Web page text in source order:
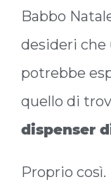
Babbo
desideri
potrebbe
quello di
dispenser
Proprio